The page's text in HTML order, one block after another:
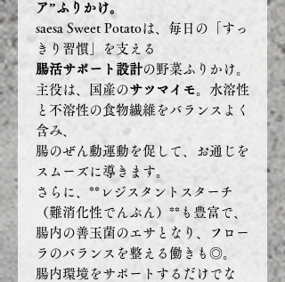
ア”ふりかけ。
saesa Sweet Potatoは、毎日の「すっ
きり習慣」を支える
腸活サポート設計の野菜ふりかけ。
主役は、国産のサツマイモ。水溶性
と不溶性の食物繊維をバランスよく
含み、
腸のぜん動運動を促して、お通じを
スムーズに導きます。
さらに、**レジスタントスターチ
（難消化性でんぷん）**も豊富で、
腸内の善玉菌のエサとなり、フロー
ラのバランスを整える働きも◎。
腸内環境をサポートするだけでな